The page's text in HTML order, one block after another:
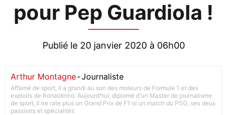
pour Pep Guardiola !
Publié le 20 janvier 2020 à 06h00
Arthur Montagne-Journaliste
Affamé de sport, il a grandi au son des moteurs de Formule 1 et des
exploits de Ronaldinho. Aujourd’hui, diplomé d'un Master de journalisme
de sport, il ne rate plus un Grand Prix de F1 ni un match du PSG, ses deux
passions et spécialités